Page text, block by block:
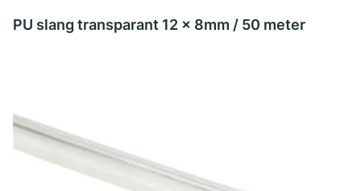
PU slang transparant 12 x 8mm / 50 meter